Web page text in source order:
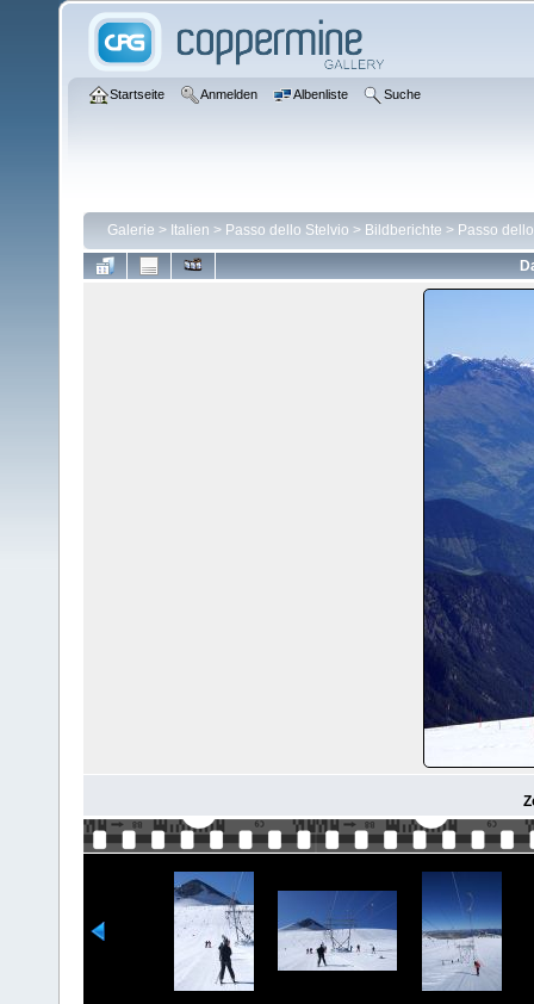
Startseite Anmelden Albenliste Suche
Galerie > Italien > Passo dello Stelvio > Bildberichte > Passo